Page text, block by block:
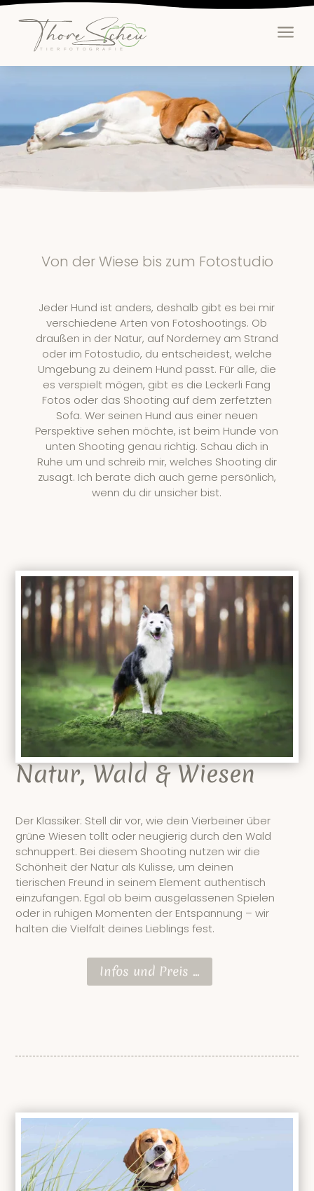
a
Von der Wiese bis zum Fotostudio
Jeder Hund ist anders, deshalb gibt es bei mir
verschiedene Arten von Fotoshootings. Ob
draußen in der Natur, auf Norderney am Strand
oder im Fotostudio, du entscheidest, welche
Umgebung zu deinem Hund passt. Für alle, die
es verspielt mögen, gibt es die Leckerli Fang
Fotos oder das Shooting auf dem zerfetzten
Sofa. Wer seinen Hund aus einer neuen
Perspektive sehen möchte, ist beim Hunde von
unten Shooting genau richtig. Schau dich in
Ruhe um und schreib mir, welches Shooting dir
zusagt. Ich berate dich auch gerne persönlich,
wenn du dir unsicher bist.
Natur, Wald & Wiesen
Der Klassiker: Stell dir vor, wie dein Vierbeiner über
grüne Wiesen tollt oder neugierig durch den Wald
schnuppert. Bei diesem Shooting nutzen wir die
Schönheit der Natur als Kulisse, um deinen
tierischen Freund in seinem Element authentisch
einzufangen. Egal ob beim ausgelassenen Spielen
oder in ruhigen Momenten der Entspannung – wir
halten die Vielfalt deines Lieblings fest.
Infos und Preis ...